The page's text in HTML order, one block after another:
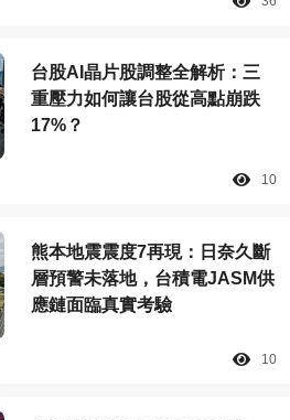
台股AI晶片股調整全解析：三
重壓力如何讓台股從高點崩跌
17%？
10
熊本地震震度7再現：日奈久斷
層預警未落地，台積電JASM供
應鏈面臨真實考驗
10